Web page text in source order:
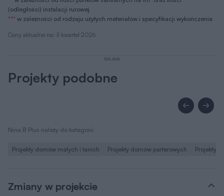
Ceny aktualne na: II kwartał 2026
(odległości) instalacji rurowej
*** w zależności od rodzaju użytych meteriałów i specyfikacji wykończenia
REKLAMA
Projekty podobne
Nina B Plus należy do kategorii:
Projekty domów małych i tanich Projekty domów parterowych Projekty
Zmiany w projekcie